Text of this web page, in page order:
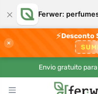
× Ferwer:
×
⚡Desconto
Envio gratuito